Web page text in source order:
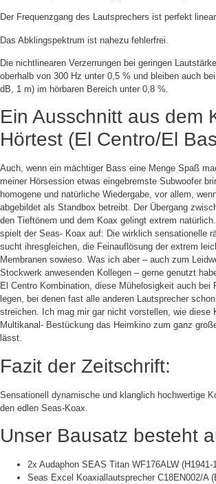
Der Frequenzgang des Lautsprechers ist perfekt
Das Abklingspektrum ist nahezu fehlerfrei.
Die nichtlinearen Verzerrungen bei geringen
oberhalb von 300 Hz unter 0,5 % und bleiben auch
dB, 1 m) im hörbaren Bereich unter 0,8 %.
Ein Ausschnitt aus dem
Hörtest (El Centro/El
Auch, wenn ein mächtiger Bass eine Menge Spaß
meiner Hörsession etwas eingebremste Subwoofer
homogene und natürliche Wiedergabe, vor allem,
abgebildet als Standbox betreibt. Der Übergang
den Tieftönern und dem Koax gelingt extrem
spielt der Seas- Koax auf: Die wirklich sensationelle
sucht ihresgleichen, die Feinauflösung der extrem
Membranen sowieso. Was ich aber – auch zum
Stockwerk anwesenden Kollegen – gerne genutzt
El Centro Kombination, diese Mühelosigkeit auch bei
legen, bei denen fast alle anderen Lautsprecher
streichen. Ich mag mir gar nicht vorstellen, wie diese
Multikanal- Bestückung das Heimkino zum ganz
lässt.
Fazit der Zeitschrift:
Sensationell dynamische und klanglich hochwertige
den edlen Seas-Koax.
Unser Bausatz besteht
2x Audaphon SEAS Titan WF176ALW (H1941-
Seas Excel Koaxiallautsprecher C18EN002/A